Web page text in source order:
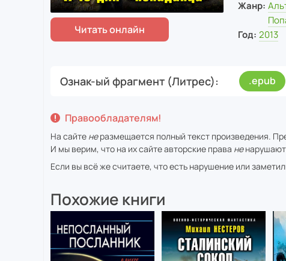
Жанр:
Год: 2013
Ознак-ый фрагмент (Литрес) .epub
Правообладателям!
На сайте неразмещается полный текст произведения.
И мы верим, что на их сайте авторские права не
Если вы всё же считаете, что есть нарушение или
Похожие книги